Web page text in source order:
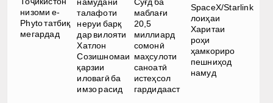
низоми e-
Phyto татбиқ
мегардад
талафоти
неруи барқ
дар вилояти
Хатлон
Созишномаи
қарзии
иловагӣ ба
имзо расид
маблағи
20,5
миллиард
сомонӣ
маҳсулоти
саноатӣ
истеҳсол
гардидааст
SpaceX/Starlink
лоиҳаи
Харитаи
роҳи
ҳамкориро
пешниҳод
намуд